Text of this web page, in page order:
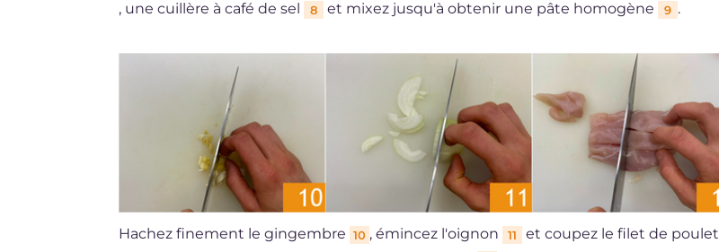
, une cuillère à café de sel 8 et mixez jusqu'à obtenir une pâte homogène 9 .
Hachez finement le gingembre 10 , émincez l'oignon 11
et coupez le filet de poulet